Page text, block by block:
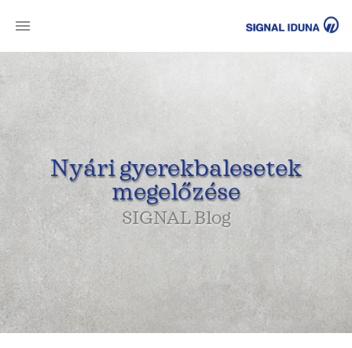
Nyári gyerekbalesetek
megelőzése
SIGNAL Blog